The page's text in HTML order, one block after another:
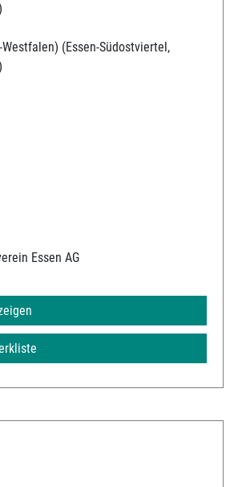
(Essen-Südostviertel,
Essen AG